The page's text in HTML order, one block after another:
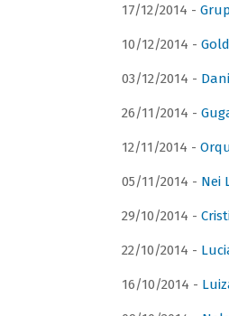
17/12/2014 -
10/12/2014 -
03/12/2014 -
26/11/2014 -
12/11/2014 -
05/11/2014 - Nei
29/10/2014 -
22/10/2014 -
16/10/2014 -